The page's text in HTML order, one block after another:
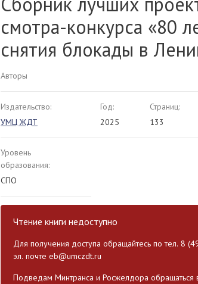
смотра-конкурса «80
снятия блокады в
Авторы
Издательство:
УМЦ ЖДТ
Год:
2025
Страниц:
133
Уровень
образования:
СПО
Чтение книги недоступно
Для получения доступа обращайтесь по тел. 8
эл. почте eb@umczdt.ru
Подведам Минтранса и Росжелдора обращаться